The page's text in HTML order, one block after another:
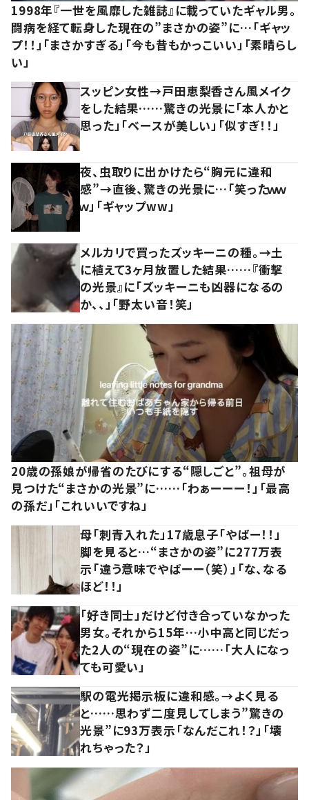
1998年『一世を風靡した雑誌』に載っていたギャル男。
闘病を経て転身した現在の”まさかの姿”に…「ギャッ
プ！！」「まさかすぎる」「今も昔もかっこいい」「素晴らし
い」
スッピン女性→戸田恵梨香さん風メイク
をした結果……驚きの光景に「本人かと
思った」「ベースが美しい」「似すぎ！！」
夜、虫取りに出かけたら“胸元に違和
感”→直後、驚きの光景に…「笑ったｗｗ
ｗ」「ギャップww」
メルカリで買ったズッキーニの種。→土
に植えて3ヶ月放置した結果……『衝撃
の光景』に「ズッキーニも凶器になるの
か、、」「野太い音！笑」
20歳の孫娘が帰省のたびにする“隠しごと”。祖母が
見つけた“まさかの光景”に……「わぁーーー！」「最高
の孫だ」「これいいですね」
母「刺青入れた」17歳息子「やばー！！」
脚を見ると…“まさかの姿”に277万表
示「違う意味でやばーー（笑）」「な、なる
ほど！！」
「好き同士」だけど付き合っていなかった
男女。それから15年…小中高と同じだっ
た2人の“現在の姿”に……「大人になっ
ても可愛い」
駅の電光掲示板に違和感。→よく見る
と……思わず二度見してしまう”驚きの
光景”に93万表示「なんだこれ！？」「壊
れちゃった？」